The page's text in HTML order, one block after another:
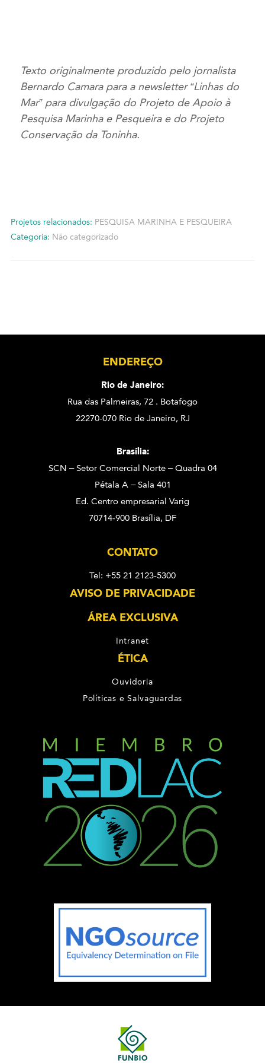
Texto originalmente produzido pelo jornalista
Bernardo Camara para a newsletter “Linhas do
Mar” para divulgação do Projeto de Apoio à
Pesquisa Marinha e Pesqueira e do Projeto
Conservação da Toninha.
Projetos relacionados: PESQUISA MARINHA E PESQUEIRA
Categoria: Não categorizado
ENDEREÇO
Rio de Janeiro:
Rua das Palmeiras, 72 . Botafogo
22270-070 Rio de Janeiro, RJ
Brasília:
SCN – Setor Comercial Norte – Quadra 04
Pétala A – Sala 401
Ed. Centro empresarial Varig
70714-900 Brasília, DF
CONTATO
Tel: +55 21 2123-5300
AVISO DE PRIVACIDADE
ÁREA EXCLUSIVA
Intranet
ÉTICA
Ouvidoria
Políticas e Salvaguardas